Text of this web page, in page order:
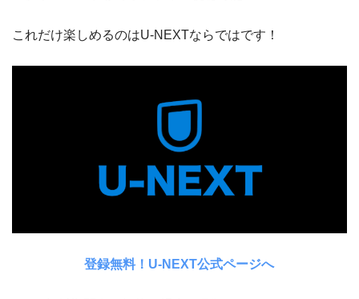
これだけ楽しめるのはU-NEXTならではです！
登録無料！U-NEXT公式ページへ